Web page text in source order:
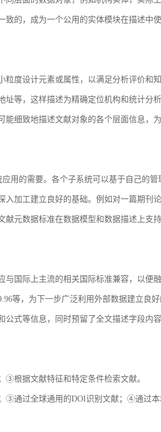
的，成为一个公用的实体模块在描述中
度设计元素或属性，以满足分析评价和知
等，这样描述为精确定位机构和统计分
能细致地描述文献对象的各个层面信息，
用的需要。各个子系统可以基于自己的管
加工建立良好的基础。例如对一篇期刊
元数据标准在数据模型和数据描述上支
国际上主流的相关国际标准兼容，以便
等，为下一步广泛利用外部数据建立良
式等信息，同时预留了全文描述字段内
根据文献特征和特定条件检索文献。
③通过全球通用的DOI识别文献；④通过本